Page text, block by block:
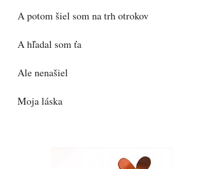
A potom šiel som na trh otrokov
A hľadal som ťa
Ale nenašiel
Moja láska